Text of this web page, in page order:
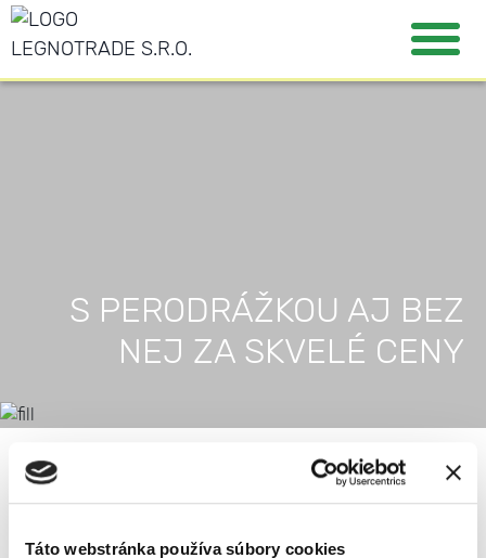
Táto webstránka používa súbory cookies
S PERODRÁŽKOU AJ BEZ
NEJ ZA SKVELÉ CENY
CENNÍK STAVEBNÉHO REZIVA CENNÍK OBS DOSIEK